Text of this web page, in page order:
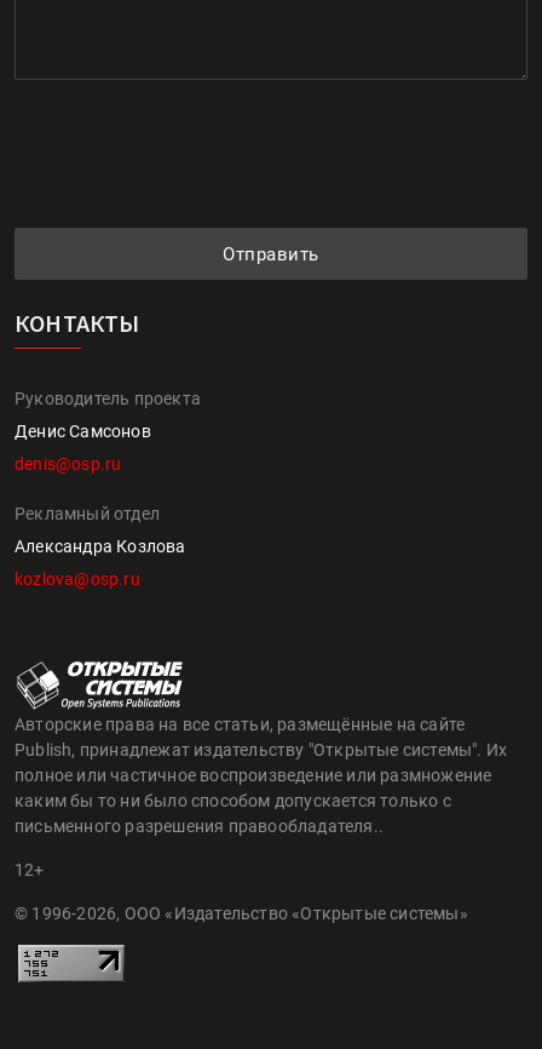
Отправить
КОНТАКТЫ
Руководитель проекта
Денис Самсонов
denis@osp.ru
Рекламный отдел
Александра Козлова
kozlova@osp.ru
Авторские права на все статьи, размещённые на сайте
Publish, принадлежат издательству "Открытые системы". Их
полное или частичное воспроизведение или размножение
каким бы то ни было способом допускается только с
письменного разрешения правообладателя..
12+
© 1996-2026, ООО «Издательство «Открытые системы»